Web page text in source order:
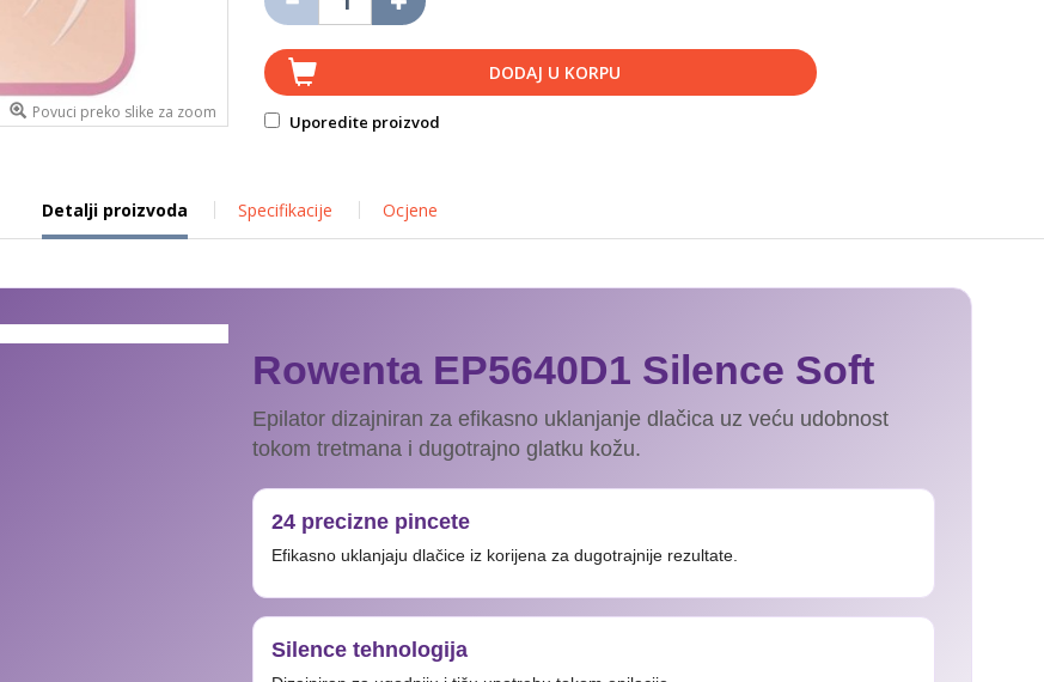
Povuci preko slike za zoom
DODAJ U KORPU
Uporedite proizvod
Detalji proizvoda Specifikacije Ocjene
Rowenta EP5640D1 Silence Soft
Epilator dizajniran za efikasno uklanjanje dlačica uz veću udobnost
tokom tretmana i dugotrajno glatku kožu.
24 precizne pincete
Efikasno uklanjaju dlačice iz korijena za dugotrajnije rezultate.
Silence tehnologija